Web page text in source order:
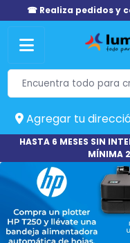
☎ Realiza pedidos y
Agregar tu
HASTA 6 MESES SIN
MÍNIMA